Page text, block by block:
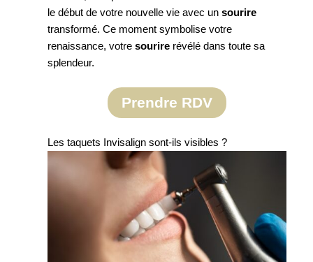
le début de votre nouvelle vie avec un sourire
transformé. Ce moment symbolise votre
renaissance, votre sourirerévélé dans toute sa
splendeur.
Prendre RDV
Les taquets Invisalign sont-ils visibles ?